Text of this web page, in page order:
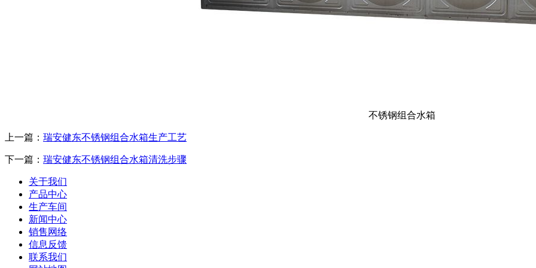
不锈钢组合水箱
上一篇： 瑞安健东不锈钢组合水箱生产工艺
下一篇： 瑞安健东不锈钢组合水箱清洗步骤
关于我们
产品中心
生产车间
新闻中心
销售网络
信息反馈
联系我们